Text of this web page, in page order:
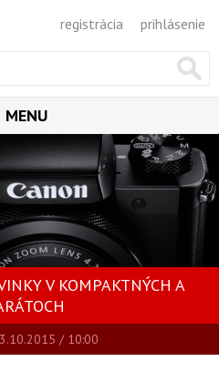
registrácia prihlásenie
MENU
ÚVOD
ČLÁNKY
BLOG
KÚPOU
V KOMPAKTNÝCH A
/ 10:00